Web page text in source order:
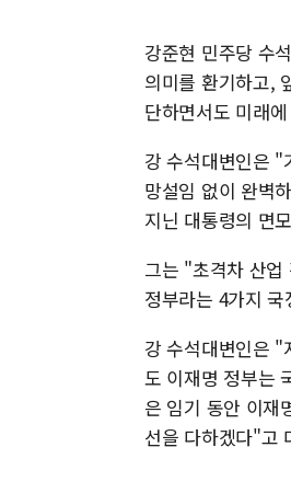
강준현 민주당 수
의미를 환기하고,
단하면서도 미래
강 수석대변인은 "
망설임 없이 완벽
지닌 대통령의 면
그는 "초격차 산업
정부라는 4가지
강 수석대변인은 "
도 이재명 정부는
은 임기 동안 이재
선을 다하겠다"고